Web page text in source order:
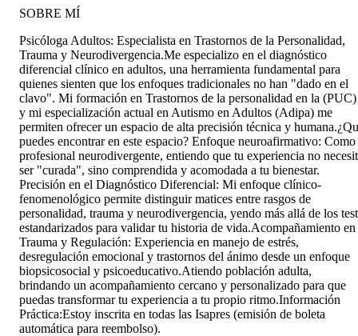
SOBRE MÍ
Psicóloga Adultos: Especialista en Trastornos de la Personalidad,
Trauma y Neurodivergencia. ​Me especializo en el diagnóstico
diferencial clínico en adultos, una herramienta fundamental para
quienes sienten que los enfoques tradicionales no han "dado en el
clavo". Mi formación en Trastornos de la personalidad en la (PUC)
y mi especialización actual en Autismo en Adultos (Adipa) me
permiten ofrecer un espacio de alta precisión técnica y humana.
puedes encontrar en este espacio? Enfoque neuroafirmativo: Como
profesional neurodivergente, entiendo que tu experiencia no
ser "curada", sino comprendida y acomodada a tu bienestar. ​
Precisión en el Diagnóstico Diferencial: Mi enfoque clínico-
fenomenológico permite distinguir matices entre rasgos de
personalidad, trauma y neurodivergencia, yendo más allá de los
estandarizados para validar tu historia de vida. ​Acompañamiento en
Trauma y Regulación: Experiencia en manejo de estrés,
desregulación emocional y trastornos del ánimo desde un enfoque
biopsicosocial y psicoeducativo. ​Atiendo población adulta,
brindando un acompañamiento cercano y personalizado para que
puedas transformar tu experiencia a tu propio ritmo. ​Información
Práctica: ​Estoy inscrita en todas las Isapres (emisión de boleta
automática para reembolso).